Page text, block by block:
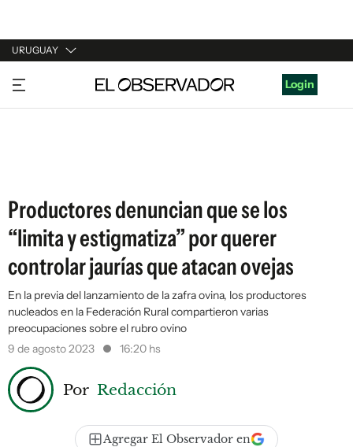
URUGUAY
URUGUAY
ARGENTINA
Login
Productores denuncian que se los
“limita y estigmatiza” por querer
controlar jaurías que atacan ovejas
En la previa del lanzamiento de la zafra ovina, los productores
nucleados en la Federación Rural compartieron varias
preocupaciones sobre el rubro ovino
9 de agosto 2023
16:20 hs
Por Redacción
Agregar El Observador en